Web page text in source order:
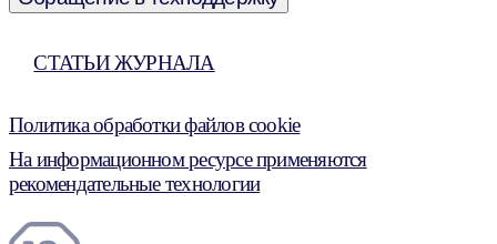
СТАТЬИ ЖУРНАЛА
Политика обработки файлов cookie
На информационном ресурсе применяются
рекомендательные технологии